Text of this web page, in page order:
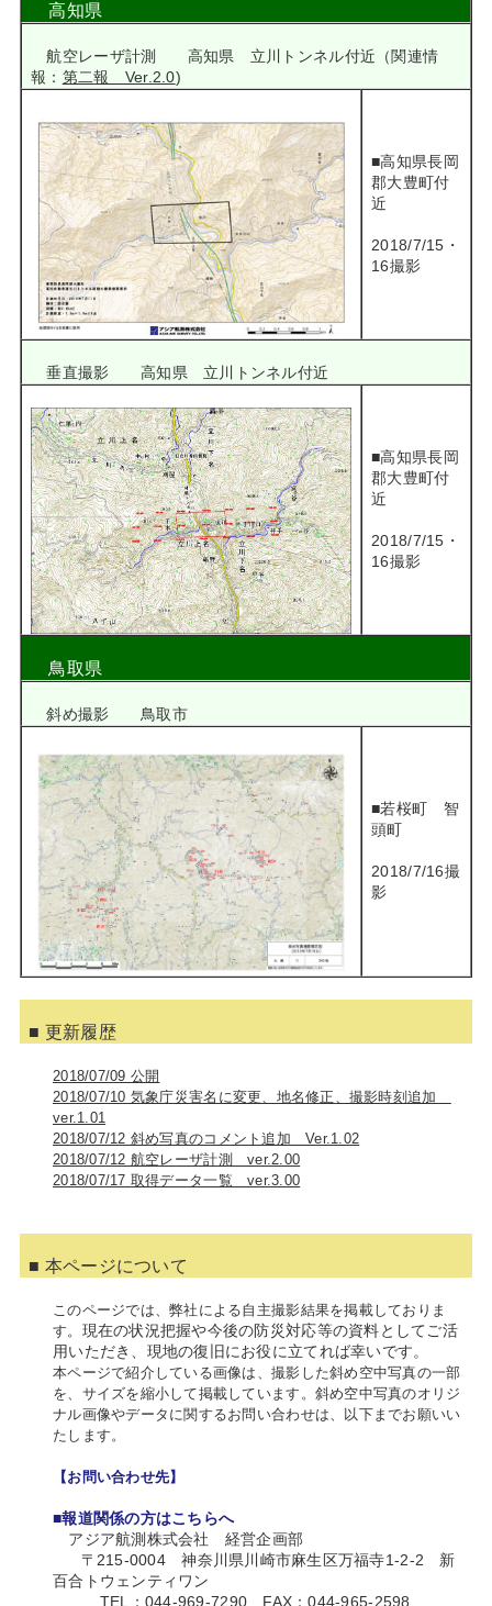
高知県
航空レーザ計測 高知県 立川トンネル付近（関連情
報： 第二報 Ver.2.0)
■高知県長岡
郡大豊町付
近
2018/7/15・
16撮影
垂直撮影 高知県 立川トンネル付近
■高知県長岡
郡大豊町付
近
2018/7/15・
16撮影
鳥取県
斜め撮影 鳥取市
■若桜町 智
頭町
2018/7/16撮
影
■ 更新履歴
2018/07/09 公開
2018/07/10 気象庁災害名に変更、地名修正、撮影時刻追加
ver.1.01
2018/07/12 斜め写真のコメント追加 Ver.1.02
2018/07/12 航空レーザ計測 ver.2.00
2018/07/17 取得データ一覧 ver.3.00
■ 本ページについて
このページでは、弊社による自主撮影結果を掲載しておりま
す。 現在の状況把握や今後の防災対応等の資料としてご活
用いただき、現地の復旧にお役に立てれば幸いです。
本ページで紹介している画像は、撮影した斜め空中写真の一部
を、サイズを縮小して掲載しています。斜め空中写真のオリジ
ナル画像やデータに関するお問い合わせは、以下までお願いい
たします。
【お問い合わせ先】
■報道関係の方はこちらへ
アジア航測株式会社 経営企画部
〒215-0004 神奈川県川崎市麻生区万福寺1‐2‐2 新
百合トウェンティワン
TEL：044-969-7290 FAX：044-965-2598